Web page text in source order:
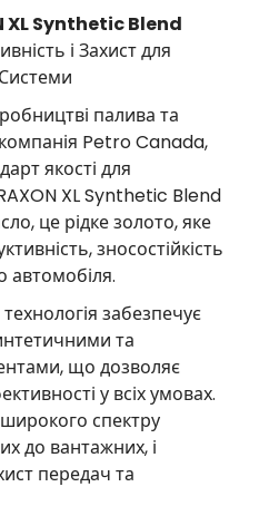
XL Synthetic Blend
і Захист для
палива та
Petro Canada,
якості для
XL Synthetic Blend
це рідке золото, яке
зносостійкість
автомобіля.
забезпечує
та
що дозволяє
у всіх умовах.
спектру
до вантажних, і
передач та